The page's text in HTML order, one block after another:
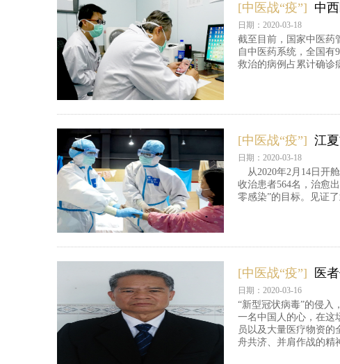
[中医战“疫”] 中
日期：2020-03-18
截至目前，国家中医药
自中医药系统，全国有
救治的病例占累计确诊
[中医战“疫”] 江
日期：2020-03-18
从2020年2月14日开
收治患者564名，治愈
零感染”的目标。见证
[中医战“疫”] 医
日期：2020-03-16
“新型冠状病毒”的侵入
一名中国人的心，在这
员以及大量医疗物资的
舟共济、并肩作战的精